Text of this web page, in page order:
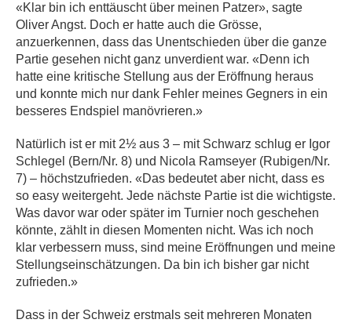
«Klar bin ich enttäuscht über meinen Patzer», sagte
Oliver Angst. Doch er hatte auch die Grösse,
anzuerkennen, dass das Unentschieden über die ganze
Partie gesehen nicht ganz unverdient war. «Denn ich
hatte eine kritische Stellung aus der Eröffnung heraus
und konnte mich nur dank Fehler meines Gegners in ein
besseres Endspiel manövrieren.»
Natürlich ist er mit 2½ aus 3 – mit Schwarz schlug er Igor
Schlegel (Bern/Nr. 8) und Nicola Ramseyer (Rubigen/Nr.
7) – höchstzufrieden. «Das bedeutet aber nicht, dass es
so easy weitergeht. Jede nächste Partie ist die wichtigste.
Was davor war oder später im Turnier noch geschehen
könnte, zählt in diesen Momenten nicht. Was ich noch
klar verbessern muss, sind meine Eröffnungen und meine
Stellungseinschätzungen. Da bin ich bisher gar nicht
zufrieden.»
Dass in der Schweiz erstmals seit mehreren Monaten